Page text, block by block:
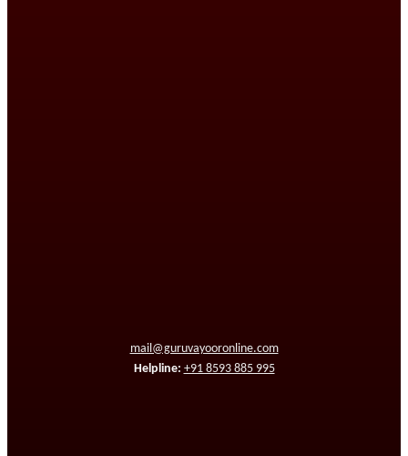
mail@guruvayooronline.com
Helpline: +91 8593 885 995